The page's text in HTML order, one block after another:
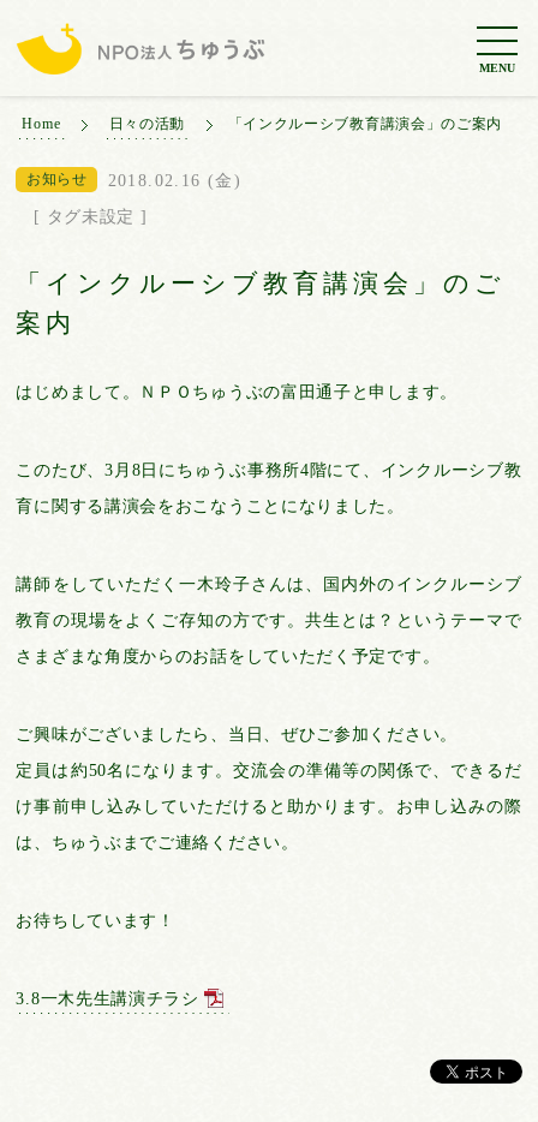
MENU
Home 日々の活動 「インクルーシブ教育講演会」のご案内
お知らせ
2018.02.16 (金)
[ タグ未設定 ]
「インクルーシブ教育講演会」のご
案内
はじめまして。ＮＰＯちゅうぶの富田通子と申します。
このたび、3月8日にちゅうぶ事務所4階にて、インクルーシブ教
育に関する講演会をおこなうことになりました。
講師をしていただく一木玲子さんは、国内外のインクルーシブ
教育の現場をよくご存知の方です。共生とは？というテーマで
さまざまな角度からのお話をしていただく予定です。
ご興味がございましたら、当日、ぜひご参加ください。
定員は約50名になります。交流会の準備等の関係で、できるだ
け事前申し込みしていただけると助かります。お申し込みの際
は、ちゅうぶまでご連絡ください。
お待ちしています！
3.8一木先生講演チラシ